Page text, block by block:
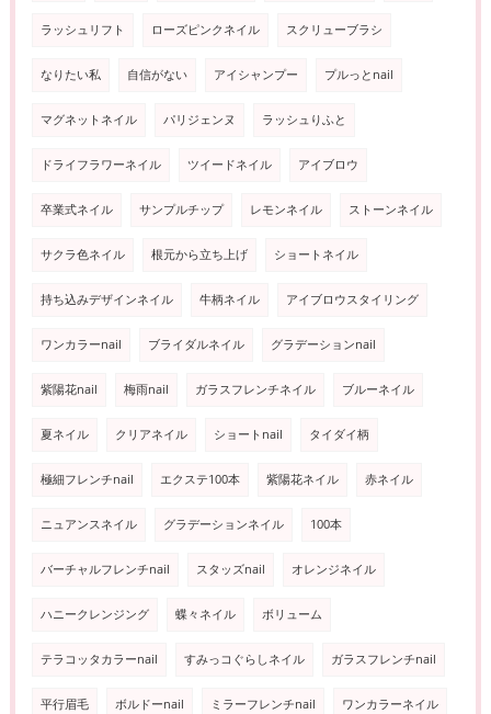
ラッシュリフト ローズピンクネイル スクリューブラシ
なりたい私 自信がない アイシャンプー プルっとnail
マグネットネイル パリジェンヌ ラッシュりふと
ドライフラワーネイル ツイードネイル アイブロウ
卒業式ネイル サンプルチップ レモンネイル ストーンネイル
サクラ色ネイル 根元から立ち上げ ショートネイル
持ち込みデザインネイル 牛柄ネイル アイブロウスタイリング
ワンカラーnail ブライダルネイル グラデーションnail
紫陽花nail 梅雨nail ガラスフレンチネイル ブルーネイル
夏ネイル クリアネイル ショートnail タイダイ柄
極細フレンチnail エクステ100本 紫陽花ネイル 赤ネイル
ニュアンスネイル グラデーションネイル 100本
バーチャルフレンチnail スタッズnail オレンジネイル
ハニークレンジング 蝶々ネイル ボリューム
テラコッタカラーnail すみっコぐらしネイル ガラスフレンチnail
平行眉毛 ボルドーnail ミラーフレンチnail ワンカラーネイル